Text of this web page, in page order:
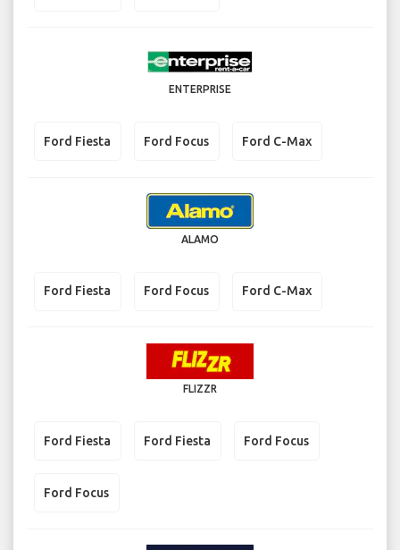
ENTERPRISE
Ford Fiesta Ford Focus Ford C-Max
ALAMO
Ford Fiesta Ford Focus Ford C-Max
FLIZZR
Ford Fiesta Ford Fiesta Ford Focus
Ford Focus